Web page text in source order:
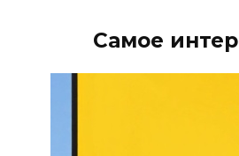
Самое